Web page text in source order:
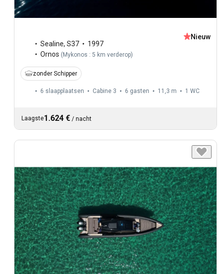
Sealine, S37
1997
Ornos (Mykonos : 5 km verderop)
Nieuw
zonder Schipper
6 slaapplaatsen Cabine 3 6 gasten 11,3 m 1 WC
Laagste1.624 € / nacht